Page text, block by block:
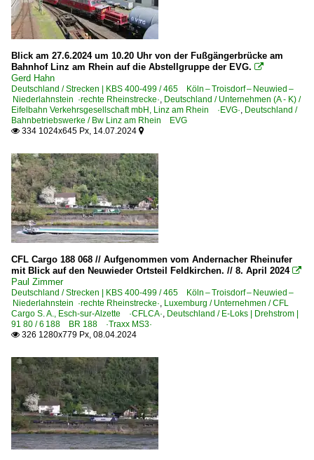
6 140 BR 140 E 40 Private
6 141 BR 141 E 41 'Knallfrosch'
6 142 BR 142 DR 242 E 42
6 143 BR 143 DR 243 Lokportraits
6 143 BR 143 DR 243 Private
6 150 BR 150 E 50
6 151 BR 151
6 151 BR 151 Private
6 155 BR 155 DR 250 'Energiecontainer'
6 155 BR 155 DR 250 'Energiecontainer' Private
6 156 BR 156 DR 252
6 181 BR 181.2
Elektrotriebzüge | 93 8x | ICE - IC
ICE 1 BR 401 · 5 401 · 5 801-804 ganze Züge
ICE 2 BR 402 · 5 402 · 5 805-808 Triebköpfe oder Züge
ICE 3 M BR 406 · 5 406
ICE T BR 411 · 5 411
Elektrotriebzüge | 94 80
0 423 BR 423
Blick am 27.6.2024 um 10.20 Uhr von der Fußgängerbrücke am
Bahnhof Linz am Rhein auf die Abstellgruppe der EVG. 
Gerd Hahn
Deutschland / Strecken | KBS 400-499 / 465 Köln – Troisdorf – Neuwied –
Niederlahnstein ·rechte Rheinstrecke·, Deutschland / Unternehmen (A - K) /
Eifelbahn Verkehrsgesellschaft mbH, Linz am Rhein ·EVG·, Deutschland /
Bahnbetriebswerke / Bw Linz am Rhein EVG
 334 1024x645 Px, 14.07.2024 
CFL Cargo 188 068 // Aufgenommen vom Andernacher Rheinufer
mit Blick auf den Neuwieder Ortsteil Feldkirchen. // 8. April 2024 
Paul Zimmer
Deutschland / Strecken | KBS 400-499 / 465 Köln – Troisdorf – Neuwied –
Niederlahnstein ·rechte Rheinstrecke·, Luxemburg / Unternehmen / CFL
Cargo S. A., Esch-sur-Alzette ·CFLCA·, Deutschland / E-Loks | Drehstrom |
91 80 / 6 188 BR 188 ·Traxx MS3·
 326 1280x779 Px, 08.04.2024